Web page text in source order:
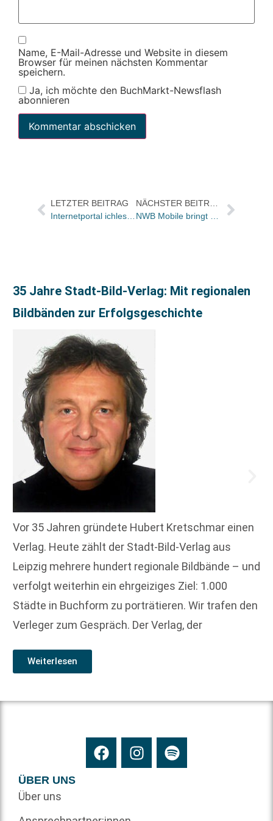
Name, E-Mail-Adresse und Website in diesem
Browser für meinen nächsten Kommentar
speichern.
Ja, ich möchte den BuchMarkt-Newsflash
abonnieren
LETZTER BEITRAG
Internetportal ichlesedirvor.de geht an den Start
35 Jahre Stadt-Bild-Verlag: Mit regionalen
Bildbänden zur Erfolgsgeschichte
Vor 35 Jahren gründete Hubert Kretschmar einen
Verlag. Heute zählt der Stadt-Bild-Verlag aus
Leipzig mehrere hundert regionale Bildbände – und
verfolgt weiterhin ein ehrgeiziges Ziel: 1.000
Städte in Buchform zu porträtieren. Wir trafen den
Verleger zum Gespräch. Der Verlag, der
Weiterlesen
ÜBER UNS
Über uns